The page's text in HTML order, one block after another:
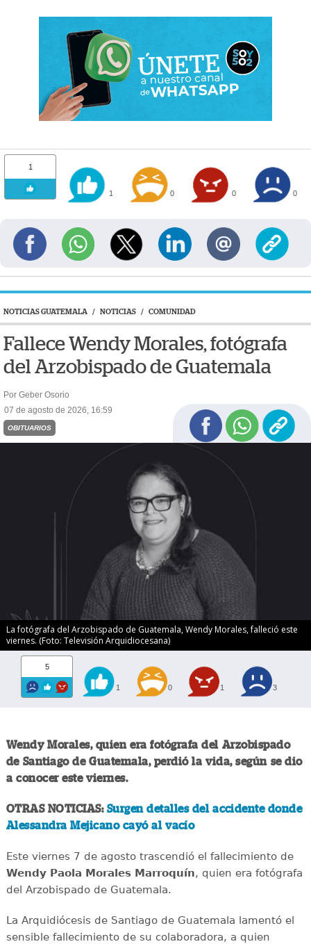
1
1 0 0 0
NOTICIAS GUATEMALA / NOTICIAS / COMUNIDAD
Fallece Wendy Morales, fotógrafa
del Arzobispado de Guatemala
Por Geber Osorio
07 de agosto de 2026, 16:59
OBITUARIOS
La fotógrafa del Arzobispado de Guatemala, Wendy Morales, falleció este
viernes. (Foto: Televisión Arquidiocesana)
5
1 0 1 3
Wendy Morales, quien era fotógrafa del Arzobispado
de Santiago de Guatemala, perdió la vida, según se dio
a conocer este viernes.
OTRAS NOTICIAS: Surgen detalles del accidente donde
Alessandra Mejicano cayó al vacío
Este viernes 7 de agosto trascendió el fallecimiento de
Wendy Paola Morales Marroquín, quien era fotógrafa
del Arzobispado de Guatemala.
La Arquidiócesis de Santiago de Guatemala lamentó el
sensible fallecimiento de su colaboradora, a quien